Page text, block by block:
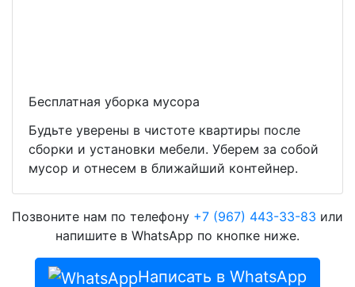
Бесплатная уборка мусора
Будьте уверены в чистоте квартиры после
сборки и установки мебели. Уберем за собой
мусор и отнесем в ближайший контейнер.
Позвоните нам по телефону +7 (967) 443-33-83 или
напишите в WhatsApp по кнопке ниже.
Написать в WhatsApp